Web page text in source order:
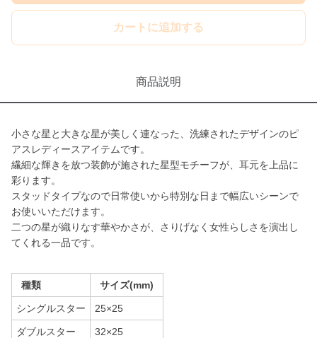
カートに追加する
商品説明
小さな星と大きな星が美しく連なった、洗練されたデザインのピ
アスレディースアイテムです。
繊細な輝きを放つ装飾が施された星型モチーフが、耳元を上品に
彩ります。
スタッドタイプなので日常使いから特別な日まで幅広いシーンで
お使いいただけます。
二つの星が織りなす華やかさが、さりげなく女性らしさを演出し
てくれる一品です。
種類 サイズ(mm)
シングルスター 25×25
ダブルスター 32×25